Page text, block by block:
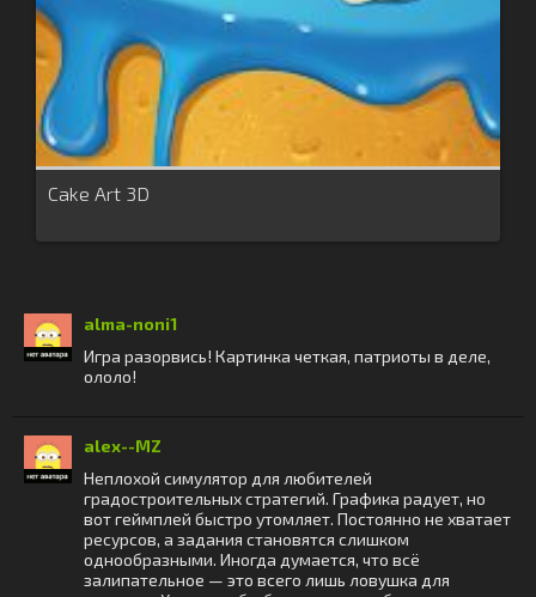
Cake Art 3D
alma-noni1
Игра разорвись! Картинка четкая, патриоты в деле,
ололо!
alex--MZ
Неплохой симулятор для любителей
градостроительных стратегий. Графика радует, но
вот геймплей быстро утомляет. Постоянно не хватает
ресурсов, а задания становятся слишком
однообразными. Иногда думается, что всё
залипательное — это всего лишь ловушка для